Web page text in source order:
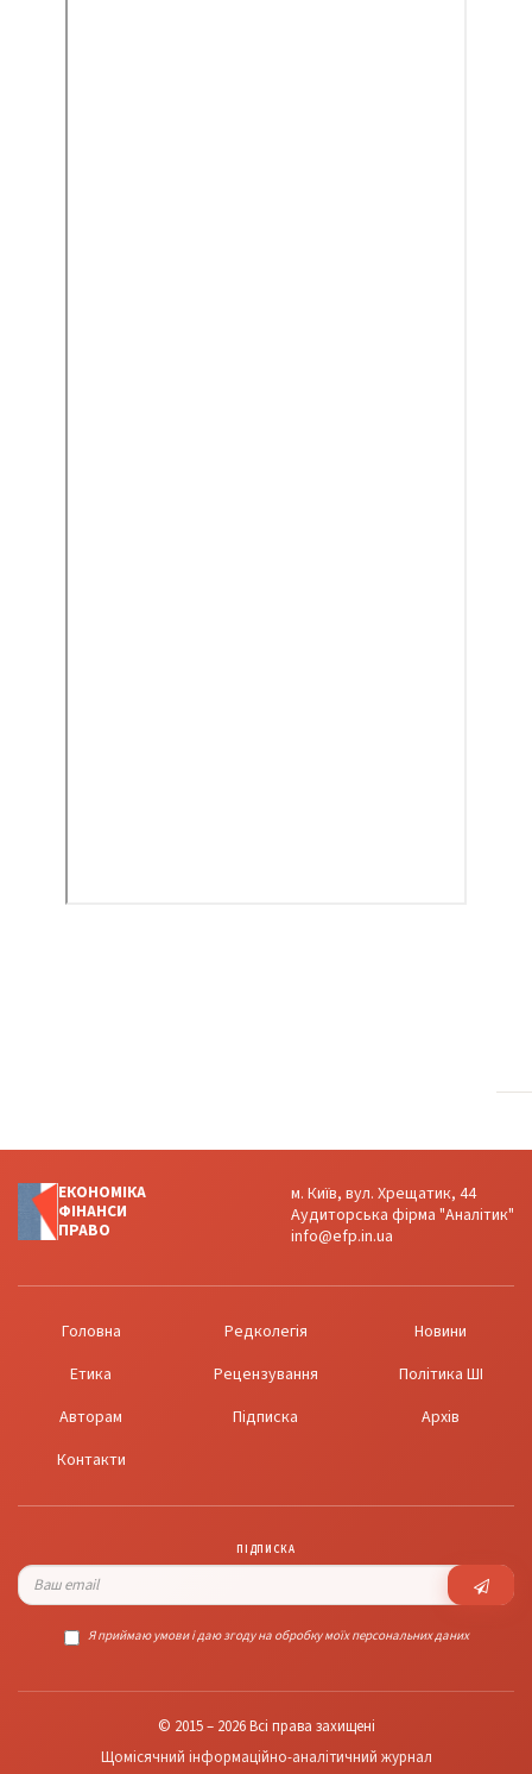
ЕКОНОМІКА
ФІНАНСИ
ПРАВО
м. Київ, вул. Хрещатик, 44
Аудиторська фірма "Аналітик"
info@efp.in.ua
Головна Редколегія
Новини
Етика
Рецензування
Політика ШІ
Авторам
Підписка
Архів
Контакти
ПІДПИСКА
Я приймаю умови і даю згоду на обробку моїх персональних даних
© 2015 – 2026 Всі права захищені
Щомісячний інформаційно-аналітичний журнал